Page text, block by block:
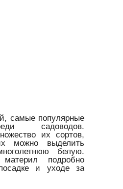
самые популярные
садоводов.
их сортов,
можно выделить
белую.
подробно
и уходе за